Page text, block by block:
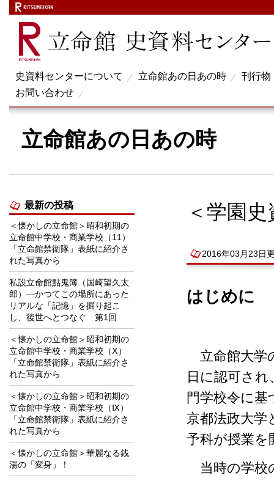
史資料センターについて 立命館あの日あの時
刊行物
お問い合わせ
立命館あの日あの時
＜学園
2016年03月23日
はじめに
立命館大学
日に認可され
門学校令に基
京都法政大学
予科が授業を
当時の学校
最新の投稿
＜懐かしの立命館＞昭和初期の
立命館中学校・商業学校（11）
「立命館禁衛隊」表紙に紹介さ
れた写真から
私設立命館點鬼簿（国崎望久太
郎）―かつてこの場所にあった
リアルな「記憶」を掘り起こ
し、後世へとつなぐ 第1回
＜懐かしの立命館＞昭和初期の
立命館中学校・商業学校（Ⅹ）
「立命館禁衛隊」表紙に紹介さ
れた写真から
＜懐かしの立命館＞昭和初期の
立命館中学校・商業学校（Ⅸ）
「立命館禁衛隊」表紙に紹介さ
れた写真から
＜懐かしの立命館＞華麗なる銭
湯の「変身」！